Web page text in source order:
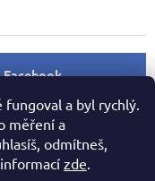
fungoval a byl rychlý.
měření a
odmítneš,
zde.